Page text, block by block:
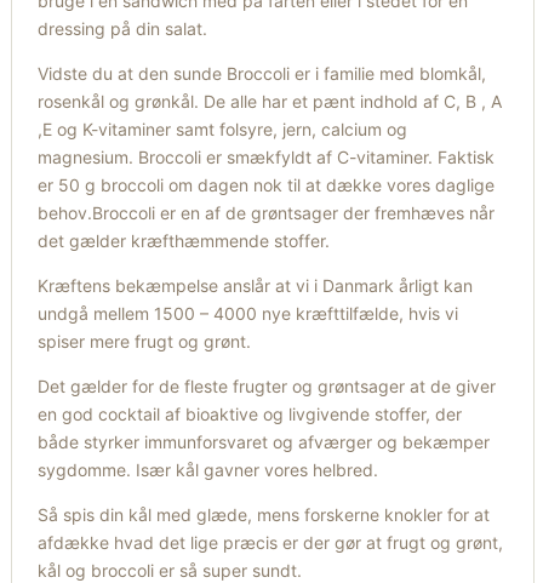
dressing på din salat.
Vidste du at den sunde Broccoli er i familie med blomkål,
rosenkål og grønkål. De alle har et pænt indhold af C, B , A
,E og K-vitaminer samt folsyre, jern, calcium og
magnesium. Broccoli er smækfyldt af C-vitaminer. Faktisk
er 50 g broccoli om dagen nok til at dække vores daglige
behov.Broccoli er en af de grøntsager der fremhæves når
det gælder kræfthæmmende stoffer.
Kræftens bekæmpelse anslår at vi i Danmark årligt kan
undgå mellem 1500 – 4000 nye kræfttilfælde, hvis vi
spiser mere frugt og grønt.
Det gælder for de fleste frugter og grøntsager at de giver
en god cocktail af bioaktive og livgivende stoffer, der
både styrker immunforsvaret og afværger og bekæmper
sygdomme. Især kål gavner vores helbred.
Så spis din kål med glæde, mens forskerne knokler for at
afdække hvad det lige præcis er der gør at frugt og grønt,
kål og broccoli er så super sundt.